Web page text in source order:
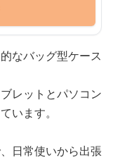
なバッグ型ケース
レットとパソコン
います。
日常使いから出張